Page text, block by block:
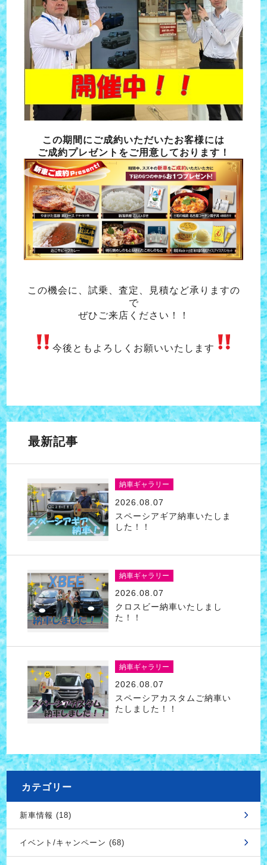
この期間にご成約いただいたお客様には
ご成約プレゼントをご用意しております！
この機会に、試乗、査定、見積など承りますの
で
ぜひご来店ください！！
今後ともよろしくお願いいたします
最新記事
納車ギャラリー
2026.08.07
スペーシアギア納車いたしま
した！！
納車ギャラリー
2026.08.07
クロスビー納車いたしまし
た！！
納車ギャラリー
2026.08.07
スペーシアカスタムご納車い
たしました！！
カテゴリー
新車情報 (18)
イベント/キャンペーン (68)